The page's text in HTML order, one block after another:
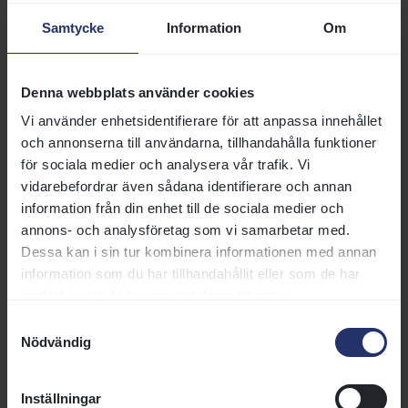
Samtycke Information Om
Denna webbplats använder cookies
Vi använder enhetsidentifierare för att anpassa innehållet
och annonserna till användarna, tillhandahålla funktioner
för sociala medier och analysera vår trafik. Vi
vidarebefordrar även sådana identifierare och annan
information från din enhet till de sociala medier och
annons- och analysföretag som vi samarbetar med.
Dessa kan i sin tur kombinera informationen med annan
information som du har tillhandahållit eller som de har
Nödvändig
Inställningar
Ägare Stefan Ratell tar emot Calvados och Tobias Hellgren efter
segern i Champion Hurdle på Strömsholm den 15 juni 2014.
tränarkarriär. Där har han sakta men säkert byggt upp
en framgångsrik träningsrörelse med mer än 20 hästar i